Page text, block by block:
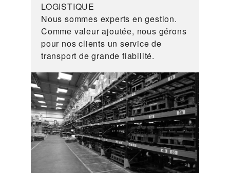
LOGISTIQUE
Nous sommes experts en gestion.
Comme valeur ajoutée, nous gérons
pour nos clients un service de
transport de grande fiabilité.